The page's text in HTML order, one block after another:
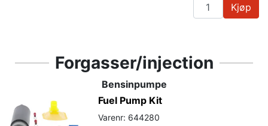
Kjøp
Forgasser/injection
Bensinpumpe
Fuel Pump Kit
Varenr: 644280